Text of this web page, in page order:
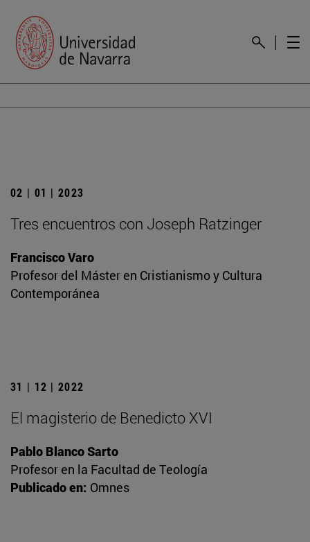
02 | 01 | 2023
Tres encuentros con Joseph Ratzinger
Francisco Varo
Profesor del Máster en Cristianismo y Cultura
Contemporánea
31 | 12 | 2022
El magisterio de Benedicto XVI
Pablo Blanco Sarto
Profesor en la Facultad de Teología
Publicado en: Omnes